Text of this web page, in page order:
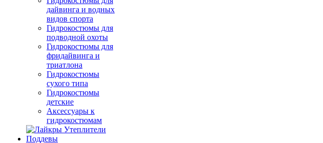
дайвинга и водных
видов спорта
Гидрокостюмы для
подводной охоты
Гидрокостюмы для
фридайвинга и
триатлона
Гидрокостюмы
сухого типа
Гидрокостюмы
детские
Аксессуары к
гидрокостюмам